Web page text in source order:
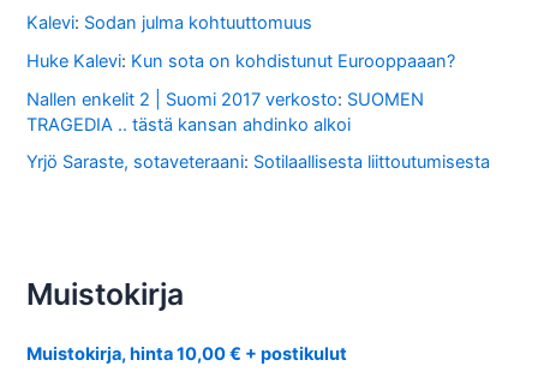
Kalevi: Sodan julma kohtuuttomuus
Huke Kalevi: Kun sota on kohdistunut Eurooppaaan?
Nallen enkelit 2 | Suomi 2017 verkosto: SUOMEN
TRAGEDIA .. tästä kansan ahdinko alkoi
Yrjö Saraste, sotaveteraani: Sotilaallisesta liittoutumisesta
Muistokirja
Muistokirja, hinta 10,00 € + postikulut